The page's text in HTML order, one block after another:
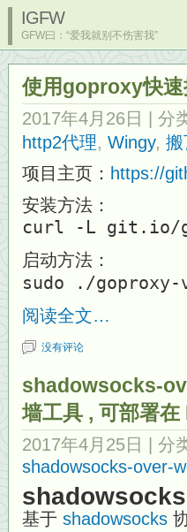
IGFW
GFW曰：“爱我就别不伤害我”
使用goproxy快
2017年4月26日 | 分
http2代理, Wingy, 搬
项目主页： https://
安装方法：
curl -L git.io/
启动方法：
sudo ./goproxy-
阅读全文…
没有评论
shadowsocks-
墙工具 , 可部署
2017年4月25日 | 分
shadowsocks-over-
基于 shadowsocks